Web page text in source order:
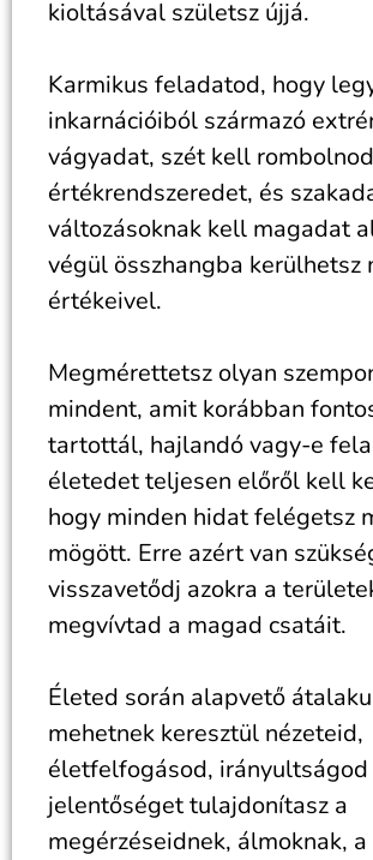
kioltásával születsz újjá.
Karmikus feladatod, hogy
inkarnációiból származó
vágyadat, szét kell
értékrendszeredet, és
változásoknak kell magadat
végül összhangba kerülhetsz
értékeivel.
Megmérettetsz olyan
mindent, amit korábban
tartottál, hajlandó vagy-e
életedet teljesen előről kell
hogy minden hidat felégetsz
mögött. Erre azért van
visszavetődj azokra a
megvívtad a magad csatáit.
Életed során alapvető
mehetnek keresztül nézeteid,
életfelfogásod, irányultságod
jelentőséget tulajdonítasz a
megérzéseidnek, álmoknak,